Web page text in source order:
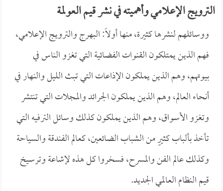
الترويج الإعلامي وأهميته في نشر قيم العولمة
ووسائلهم لنشرها كثيرة، منها أولاً: البهرج والترويج الإعلامي،
فهم الذين يمتلكون القنوات الفضائية التي تغزو الناس في
بيوتهم، وهم الذين يملكون الإذاعات التي تبث الليل والنهار في
أنحاء العالم، وهم الذين يملكون الجرائد والمجلات التي تنتشر
وتغزو الأسواق، وهم الذين يملكون كذلك وسائل الترفيه التي
تأخذ بألباب كثيرٍ من الشباب الضائعين، كعالم الفندقة والسياحة
وكذلك عالم الفن والمسرح، فسخروا كل هذه لإشاعة وترسيخ
قيم النظام العالمي الجديد.